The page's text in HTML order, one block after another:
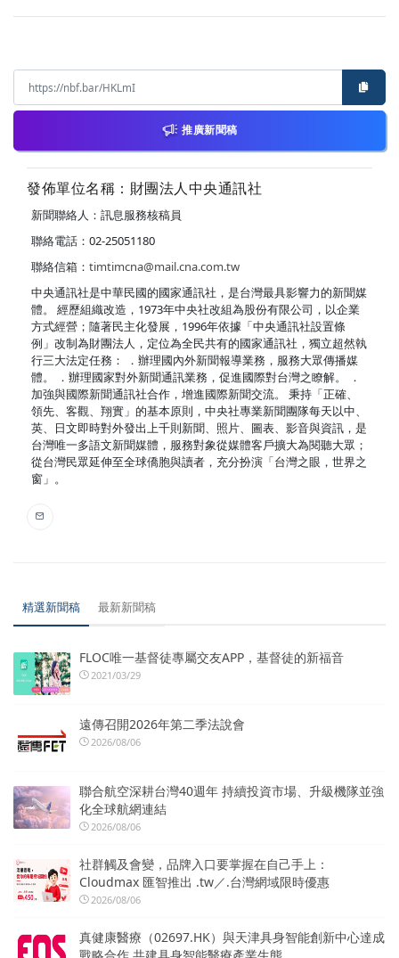
推廣新聞稿
發佈單位名稱：財團法人中央通訊社
新聞聯絡人：訊息服務核稿員
聯絡電話：02-25051180
聯絡信箱： timtimcna@mail.cna.com.tw
中央通訊社是中華民國的國家通訊社，是台灣最具影響力的新聞媒
體。 經歷組織改造，1973年中央社改組為股份有限公司，以企業
方式經營；隨著民主化發展，1996年依據「中央通訊社設置條
例」改制為財團法人，定位為全民共有的國家通訊社，獨立超然執
行三大法定任務： ．辦理國內外新聞報導業務，服務大眾傳播媒
體。 ．辦理國家對外新聞通訊業務，促進國際對台灣之瞭解。 ．
加強與國際新聞通訊社合作，增進國際新聞交流。 秉持「正確、
領先、客觀、翔實」的基本原則，中央社專業新聞團隊每天以中、
英、日文即時對外發出上千則新聞、照片、圖表、影音與資訊，是
台灣唯一多語文新聞媒體，服務對象從媒體客戶擴大為閱聽大眾；
從台灣民眾延伸至全球僑胞與讀者，充分扮演「台灣之眼，世界之
窗」。
精選新聞稿 最新新聞稿
FLOC唯一基督徒專屬交友APP，基督徒的新福音
2021/03/29
遠傳召開2026年第二季法說會
2026/08/06
聯合航空深耕台灣40週年 持續投資市場、升級機隊並強
化全球航網連結
2026/08/06
社群觸及會變，品牌入口要掌握在自己手上：
Cloudmax 匯智推出 .tw／.台灣網域限時優惠
2026/08/06
真健康醫療（02697.HK）與天津具身智能創新中心達成